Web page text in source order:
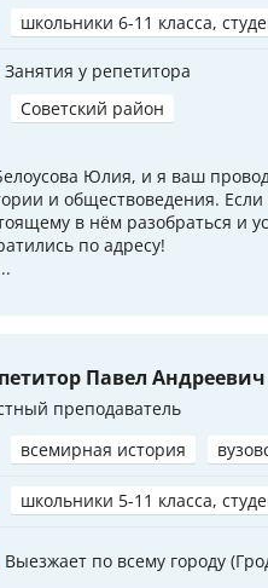
школьники 6-11 класса,
Занятия у репетитора
Советский район
Юлия, и я ваш
и обществоведения. Если
в нём разобраться и
по адресу!
Павел Андреевич
преподаватель
всемирная история
школьники 5-11 класса,
Выезжает по всему городу